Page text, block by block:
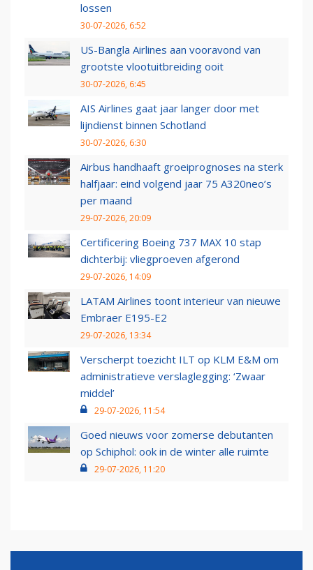
lossen
30-07-2026, 6:52
US-Bangla Airlines aan vooravond van
grootste vlootuitbreiding ooit
30-07-2026, 6:45
AIS Airlines gaat jaar langer door met
lijndienst binnen Schotland
30-07-2026, 6:30
Airbus handhaaft groeiprognoses na sterk
halfjaar: eind volgend jaar 75 A320neo’s
per maand
29-07-2026, 20:09
Certificering Boeing 737 MAX 10 stap
dichterbij: vliegproeven afgerond
29-07-2026, 14:09
LATAM Airlines toont interieur van nieuwe
Embraer E195-E2
29-07-2026, 13:34
Verscherpt toezicht ILT op KLM E&M om
administratieve verslaglegging: ‘Zwaar
middel’
29-07-2026, 11:54
Goed nieuws voor zomerse debutanten
op Schiphol: ook in de winter alle ruimte
29-07-2026, 11:20